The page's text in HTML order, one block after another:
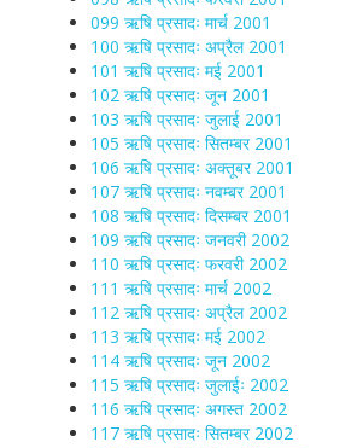
099 ऋषि प्रसादः मार्च 2001
100 ऋषि प्रसादः अप्रैल 2001
101 ऋषि प्रसादः मई 2001
102 ऋषि प्रसादः जून 2001
103 ऋषि प्रसादः जुलाई 2001
105 ऋषि प्रसादः सितम्बर 2001
106 ऋषि प्रसादः अक्तूबर 2001
107 ऋषि प्रसादः नवम्बर 2001
108 ऋषि प्रसादः दिसम्बर 2001
109 ऋषि प्रसादः जनवरी 2002
110 ऋषि प्रसादः फरवरी 2002
111 ऋषि प्रसादः मार्च 2002
112 ऋषि प्रसादः अप्रैल 2002
113 ऋषि प्रसादः मई 2002
114 ऋषि प्रसादः जून 2002
115 ऋषि प्रसादः जुलाईः 2002
116 ऋषि प्रसादः अगस्त 2002
117 ऋषि प्रसादः सितम्बर 2002